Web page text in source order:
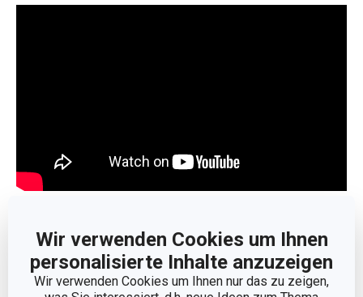
Wir verwenden Cookies um Ihnen
personalisierte Inhalte anzuzeigen
Wir verwenden Cookies um Ihnen nur das zu zeigen,